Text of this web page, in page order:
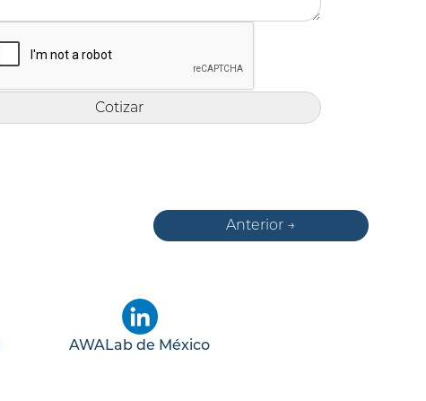
Anterior →
AWALab de México